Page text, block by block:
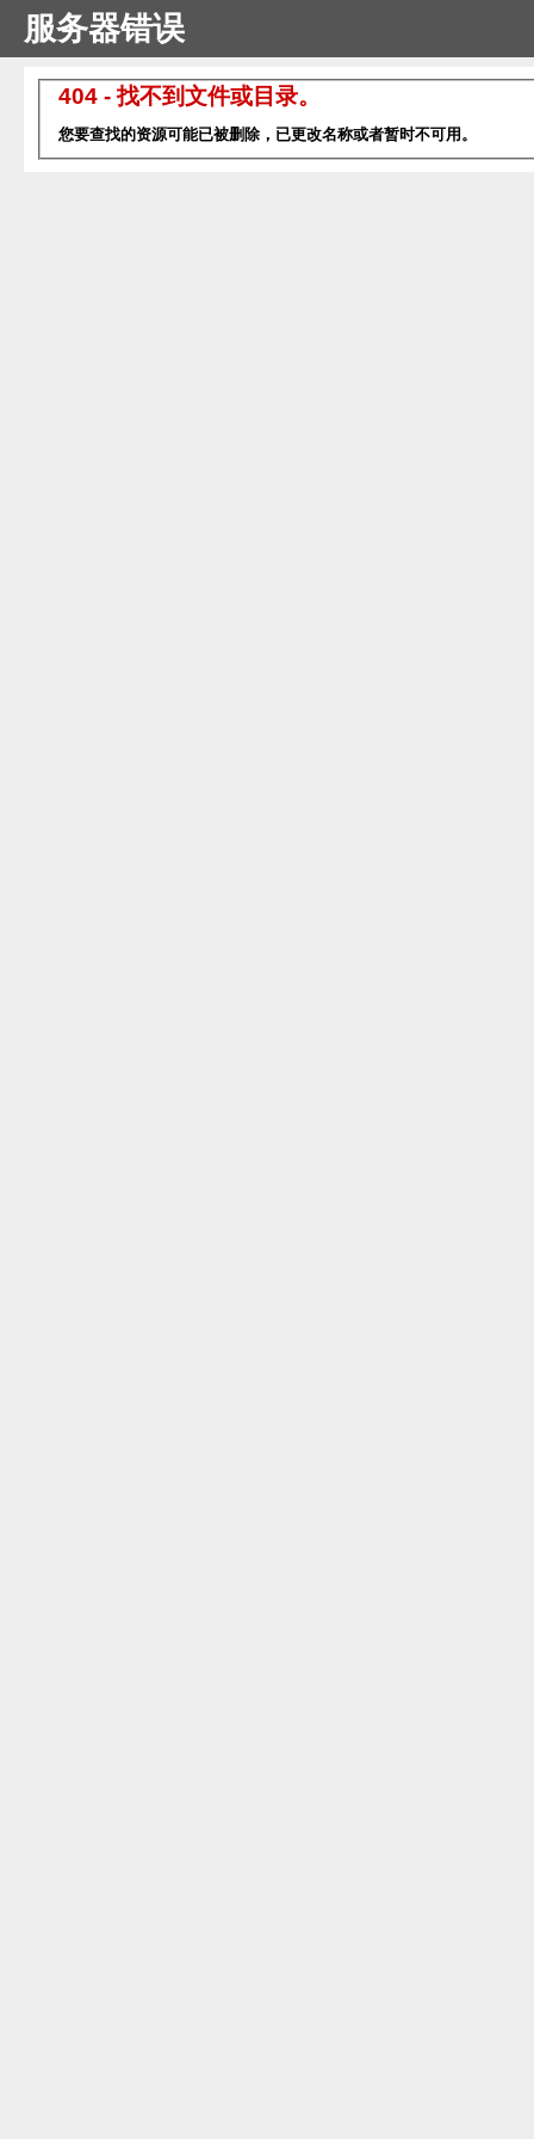
服务器错误
404 - 找不到文件或目录。
您要查找的资源可能已被删除，已更改名称或者暂时不可用。